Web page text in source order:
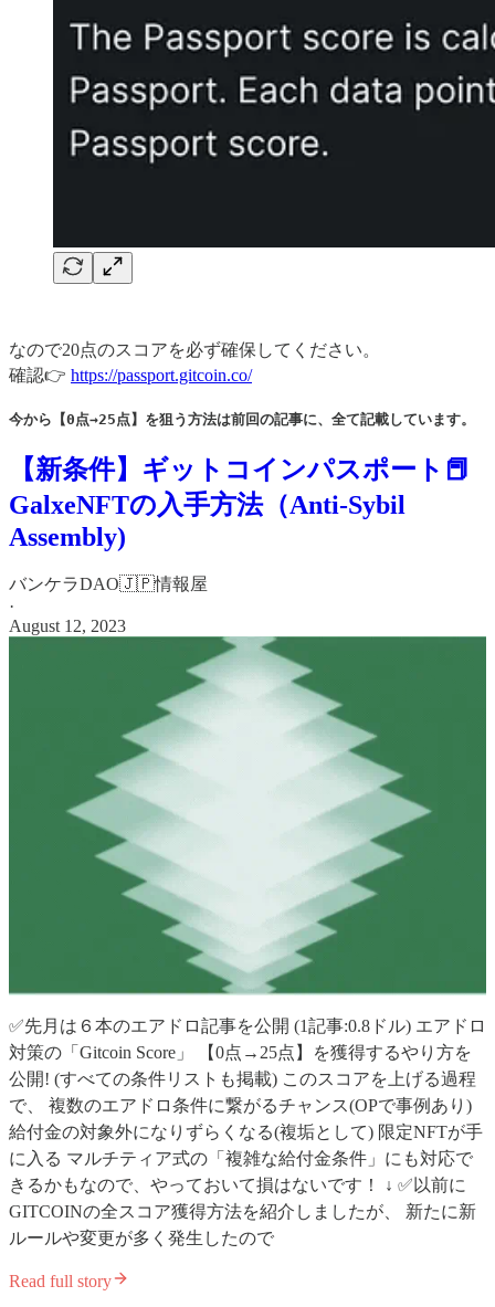
なので20点のスコアを必ず確保してください。
確認👉 https://passport.gitcoin.co/
今から【0点→25点】を狙う方法は前回の記事に、全て記載しています。
【新条件】ギットコインパスポート📕
GalxeNFTの入手方法（Anti-Sybil
Assembly)
バンケラDAO🇯🇵情報屋
·
August 12, 2023
✅先月は６本のエアドロ記事を公開 (1記事:0.8ドル) エアドロ
対策の「Gitcoin Score」 【0点→25点】を獲得するやり方を
公開! (すべての条件リストも掲載) このスコアを上げる過程
で、 複数のエアドロ条件に繋がるチャンス(OPで事例あり)
給付金の対象外になりずらくなる(複垢として) 限定NFTが手
に入る マルチティア式の「複雑な給付金条件」にも対応で
きるかもなので、やっておいて損はないです！ ↓ ✅以前に
GITCOINの全スコア獲得方法を紹介しましたが、 新たに新
ルールや変更が多く発生したので
Read full story